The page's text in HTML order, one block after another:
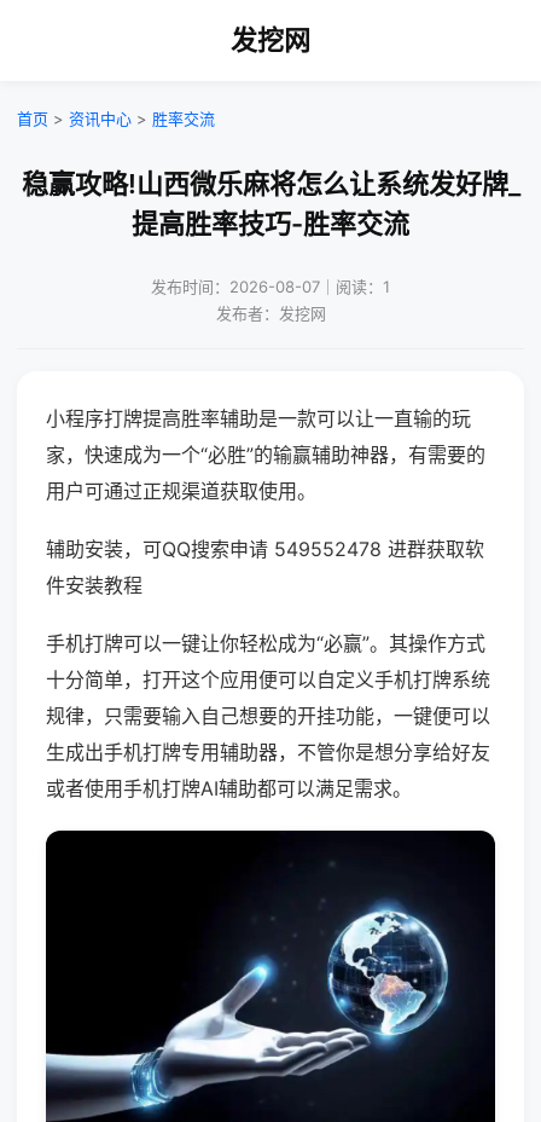
发挖网
首页 > 资讯中心 > 胜率交流
稳赢攻略!山西微乐麻将怎么让系统发好牌_
提高胜率技巧-胜率交流
发布时间：2026-08-07｜阅读：1
发布者：发挖网
小程序打牌提高胜率辅助是一款可以让一直输的玩
家，快速成为一个“必胜”的输赢辅助神器，有需要的
用户可通过正规渠道获取使用。
辅助安装，可QQ搜索申请 549552478 进群获取软
件安装教程
手机打牌可以一键让你轻松成为“必赢”。其操作方式
十分简单，打开这个应用便可以自定义手机打牌系统
规律，只需要输入自己想要的开挂功能，一键便可以
生成出手机打牌专用辅助器，不管你是想分享给好友
或者使用手机打牌AI辅助都可以满足需求。